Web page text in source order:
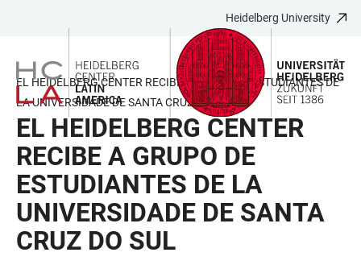
LINKS
MAIN
CONTENT
NAVIGATION
FORM
Heidelberg University
EL HEIDELBERG CENTER RECIBE A GRUPO DE ESTUDIANTES DE
LA UNIVERSIDADE DE SANTA CRUZ DO SUL
EL HEIDELBERG CENTER
RECIBE A GRUPO DE
ESTUDIANTES DE LA
UNIVERSIDADE DE SANTA
CRUZ DO SUL